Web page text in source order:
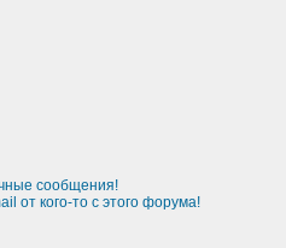
сообщения!
от кого-то с этого форума!